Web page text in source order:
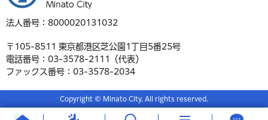
法人番号：8000020131032
〒105-8511 東京都港区芝公園1丁目5番25号
電話番号：03-3578-2111（代表）
ファックス番号：03-3578-2034
Copyright © Minato City. All rights reserved.